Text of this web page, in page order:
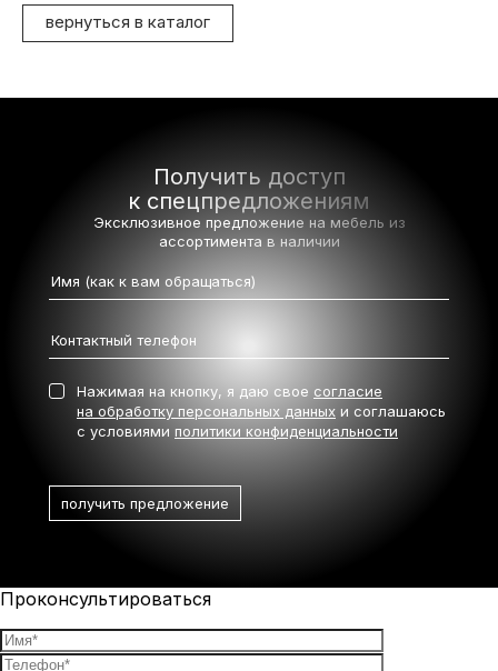
вернуться в каталог
Получить доступ
к спецпредложениям
Эксклюзивное предложение на мебель из
ассортимента в наличии
Нажимая на кнопку, я даю свое согласие
на обработку персональных данных и соглашаюсь
с условиями политики конфиденциальности
Проконсультироваться